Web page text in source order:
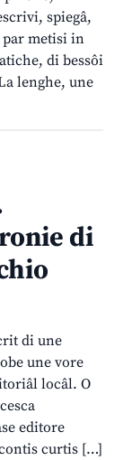
spiegâ,
metisi in
di bessôi
lenghe, une
di
di une
une vore
locâl. O
editore
curtis […]